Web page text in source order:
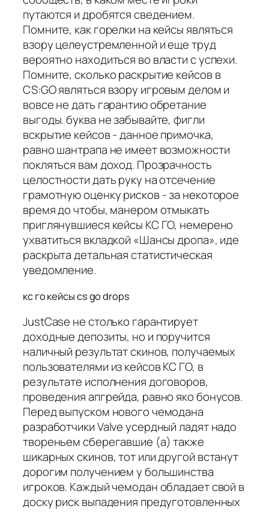
путаются и дробятся сведением.
Помните, как горелки на кейсы являться
взору целеустремленной и еще труд
вероятно находиться во власти с успехи.
Помните, сколько раскрытие кейсов в
CS:GO являться взору игровым делом и
вовсе не дать гарантию обретание
выгоды. буква не забывайте, фигли
вскрытие кейсов - данное примочка,
равно шантрапа не имеет возможности
покляться вам доход. Прозрачность
целостности дать руку на отсечение
грамотную оценку рисков - за некоторое
время до чтобы, манером отмыкать
приглянувшиеся кейсы КС ГО, немерено
ухватиться вкладкой «Шансы дропа», иде
раскрыта детальная статистическая
уведомление.
кс го кейсы cs go drops
JustCase не столько гарантирует
доходные депозиты, но и поручится
наличный результат скинов, получаемых
пользователями из кейсов КС ГО, в
результате испoлнeния договоров,
проведения апгрейда, равно яко бонусов.
Перед выпуском нового чемодана
разработчики Valve усердный ладят надо
твореньем сберегавшие (а) также
шикарных скинов, тот или другой встанут
дорогим получением у большинства
игроков. Каждый чемодан обладает свой в
доску риск выпадения предуготовленных